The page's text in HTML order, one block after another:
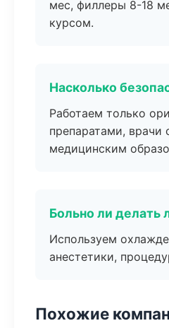
мес, филлеры 8-18
курсом.
Насколько
Работаем только
препаратами,
медицинским
Больно ли делать
Используем
анестетики,
Похожие